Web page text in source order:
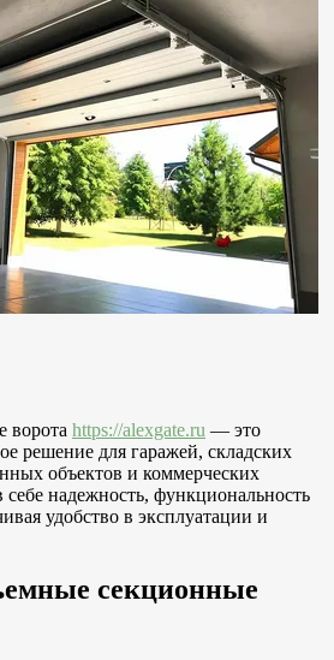
ворота https://alexgate.ru — это
решение для гаражей, складских
объектов и коммерческих
надежность, функциональность
удобство в эксплуатации и
секционные